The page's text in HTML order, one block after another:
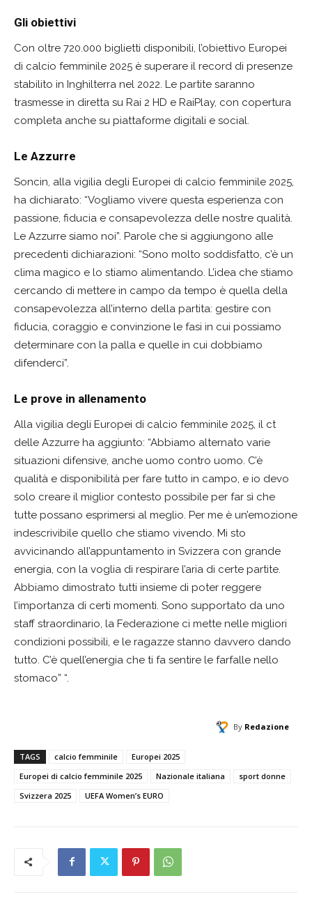
Gli obiettivi
Con oltre 720.000 biglietti disponibili, l’obiettivo Europei
di calcio femminile 2025 è superare il record di presenze
stabilito in Inghilterra nel 2022. Le partite saranno
trasmesse in diretta su Rai 2 HD e RaiPlay, con copertura
completa anche su piattaforme digitali e social.
Le Azzurre
Soncin, alla vigilia degli Europei di calcio femminile 2025,
ha dichiarato: “Vogliamo vivere questa esperienza con
passione, fiducia e consapevolezza delle nostre qualità.
Le Azzurre siamo noi”. Parole che si aggiungono alle
precedenti dichiarazioni: “Sono molto soddisfatto, c’è un
clima magico e lo stiamo alimentando. L’idea che stiamo
cercando di mettere in campo da tempo è quella della
consapevolezza all’interno della partita: gestire con
fiducia, coraggio e convinzione le fasi in cui possiamo
determinare con la palla e quelle in cui dobbiamo
difenderci”.
Le prove in allenamento
Alla vigilia degli Europei di calcio femminile 2025, il ct
delle Azzurre ha aggiunto: “Abbiamo alternato varie
situazioni difensive, anche uomo contro uomo. C’è
qualità e disponibilità per fare tutto in campo, e io devo
solo creare il miglior contesto possibile per far sì che
tutte possano esprimersi al meglio. Per me è un’emozione
indescrivibile quello che stiamo vivendo. Mi sto
avvicinando all’appuntamento in Svizzera con grande
energia, con la voglia di respirare l’aria di certe partite.
Abbiamo dimostrato tutti insieme di poter reggere
l’importanza di certi momenti. Sono supportato da uno
staff straordinario, la Federazione ci mette nelle migliori
condizioni possibili, e le ragazze stanno davvero dando
tutto. C’è quell’energia che ti fa sentire le farfalle nello
stomaco” “.
By Redazione
TAGS calcio femminile
Europei 2025
Europei di calcio femminile 2025
Nazionale italiana
sport donne
Svizzera 2025
UEFA Women’s EURO